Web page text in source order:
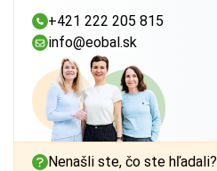
+421 222 205 815
info@eobal.sk
Nenašli ste, čo ste hľadali?